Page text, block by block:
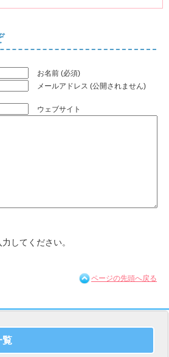
お名前 (必須)
メールアドレス (公開されません)
ウェブサイト
してください。
ページの先頭へ戻る
覧